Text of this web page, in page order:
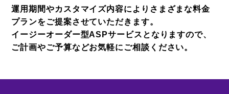
運用期間やカスタマイズ内容によりさまざまな料金
プランをご提案させていただきます。
イージーオーダー型ASPサービスとなりますので、
ご計画やご予算などお気軽にご相談ください。